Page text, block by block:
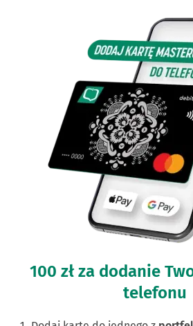
100 zł za dodanie
telefonu